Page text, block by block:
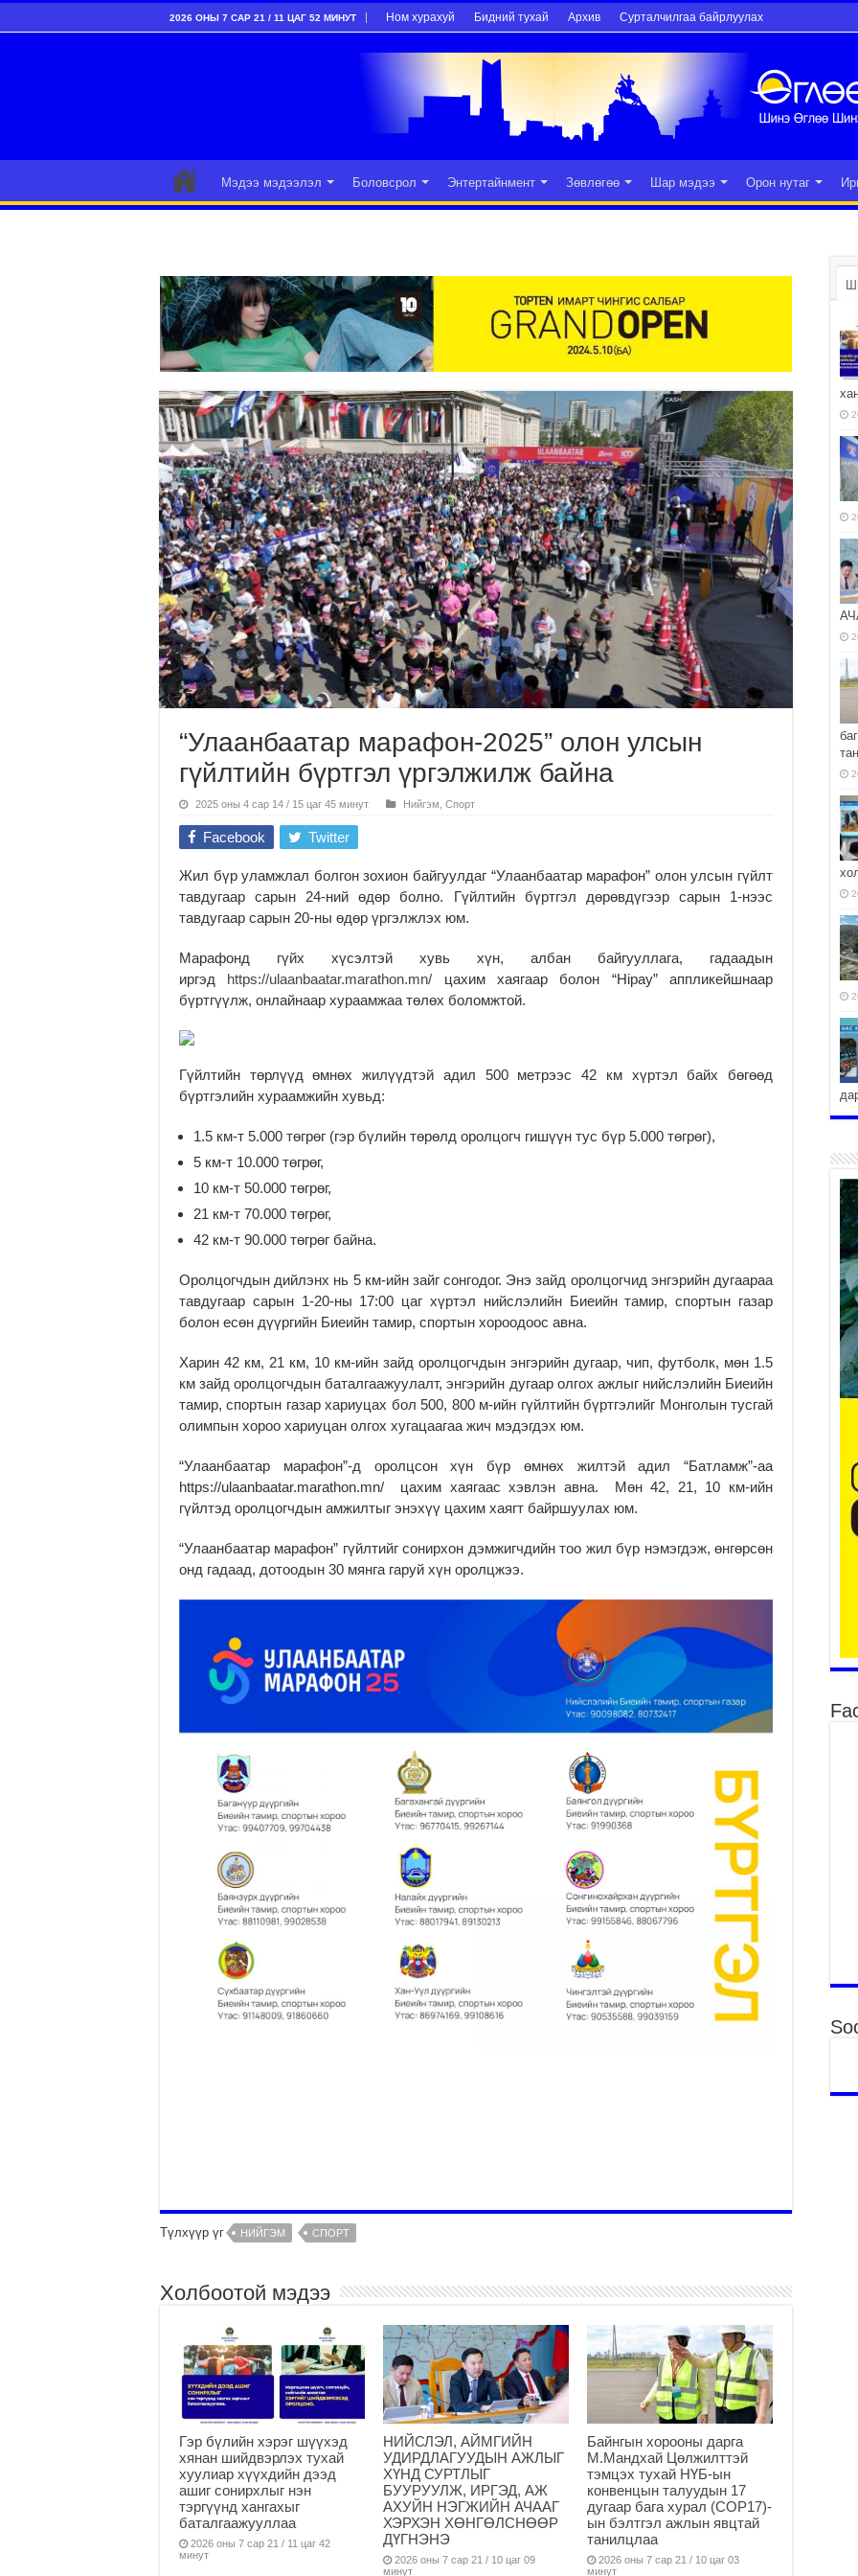
2026 ОНЫ 7 САР 21 / 11 ЦАГ 52 МИНУТ Ном хурахуй Бидний тухай Архив Сурталчилгаа байрлуулах
Мэдээ мэдээлэл Боловсрол Энтертайнмент Зөвлөгөө Шар мэдээ Орон нутаг
“Улаанбаатар марафон-2025” олон улсын
гүйлтийн бүртгэл үргэлжилж байна
2025 оны 4 сар 14 / 15 цаг 45 минут Нийгэм Спорт
Facebook Twitter
Жил бүр уламжлал болгон зохион байгуулдаг “Улаанбаатар марафон” олон улсын гүйлт
тавдугаар сарын 24-ний өдөр болно. Гүйлтийн бүртгэл дөрөвдүгээр сарын 1-нээс
тавдугаар сарын 20-ны өдөр үргэлжлэх юм.
Марафонд гүйх хүсэлтэй хувь хүн, албан байгууллага, гадаадын
иргэд https://ulaanbaatar.marathon.mn/ цахим хаягаар болон “Hipay” аппликейшнаар
бүртгүүлж, онлайнаар хураамжаа төлөх боломжтой.
Гүйлтийн төрлүүд өмнөх жилүүдтэй адил 500 метрээс 42 км хүртэл байх бөгөөд
бүртгэлийн хураамжийн хувьд:
1.5 км-т 5.000 төгрөг (гэр бүлийн төрөлд оролцогч гишүүн тус бүр 5.000 төгрөг),
5 км-т 10.000 төгрөг,
10 км-т 50.000 төгрөг,
21 км-т 70.000 төгрөг,
42 км-т 90.000 төгрөг байна.
Оролцогчдын дийлэнх нь 5 км-ийн зайг сонгодог. Энэ зайд оролцогчид энгэрийн дугаараа
тавдугаар сарын 1-20-ны 17:00 цаг хүртэл нийслэлийн Биеийн тамир, спортын газар
болон есөн дүүргийн Биеийн тамир, спортын хороодоос авна.
Харин 42 км, 21 км, 10 км-ийн зайд оролцогчдын энгэрийн дугаар, чип, футболк, мөн 1.5
км зайд оролцогчдын баталгаажуулалт, энгэрийн дугаар олгох ажлыг нийслэлийн Биеийн
тамир, спортын газар хариуцах бол 500, 800 м-ийн гүйлтийн бүртгэлийг Монголын тусгай
олимпын хороо хариуцан олгох хугацаагаа жич мэдэгдэх юм.
“Улаанбаатар марафон”-д оролцсон хүн бүр өмнөх жилтэй адил “Батламж”-аа
https://ulaanbaatar.marathon.mn/ цахим хаягаас хэвлэн авна. Мөн 42, 21, 10 км-ийн
гүйлтэд оролцогчдын амжилтыг энэхүү цахим хаягт байршуулах юм.
“Улаанбаатар марафон” гүйлтийг сонирхон дэмжигчдийн тоо жил бүр нэмэгдэж, өнгөрсөн
онд гадаад, дотоодын 30 мянга гаруй хүн оролцжээ.
Түлхүүр үг НИЙГЭМ СПОРТ
Холбоотой мэдээ
Гэр бүлийн хэрэг шүүхэд
хянан шийдвэрлэх тухай
хуулиар хүүхдийн дээд
ашиг сонирхлыг нэн
тэргүүнд хангахыг
баталгаажууллаа
2026 оны 7 сар 21 / 11 цаг 42
минут
НИЙСЛЭЛ, АЙМГИЙН
УДИРДЛАГУУДЫН АЖЛЫГ
ХҮНД СУРТЛЫГ
БУУРУУЛЖ, ИРГЭД, АЖ
АХУЙН НЭГЖИЙН АЧААГ
ХЭРХЭН ХӨНГӨЛСНӨӨР
ДҮГНЭНЭ
2026 оны 7 сар 21 / 10 цаг 09
минут
Байнгын хорооны дарга
М.Мандхай Цөлжилттэй
тэмцэх тухай НҮБ-ын
конвенцын талуудын 17
дугаар бага хурал (СОР17)-
ын бэлтгэл ажлын явцтай
танилцлаа
2026 оны 7 сар 21 / 10 цаг 03
минут